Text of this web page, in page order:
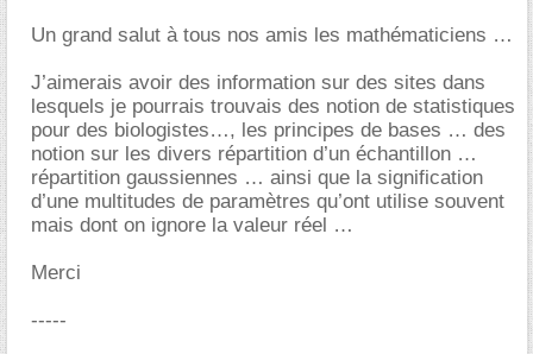
Un grand salut à tous nos amis les mathématiciens
J’aimerais avoir des information sur des sites dans
lesquels je pourrais trouvais des notion de statistiques
pour des biologistes…, les principes de bases … des
notion sur les divers répartition d’un échantillon
répartition gaussiennes … ainsi que la signification
d’une multitudes de paramètres qu’ont utilise souvent
mais dont on ignore la valeur réel
Merci
-----